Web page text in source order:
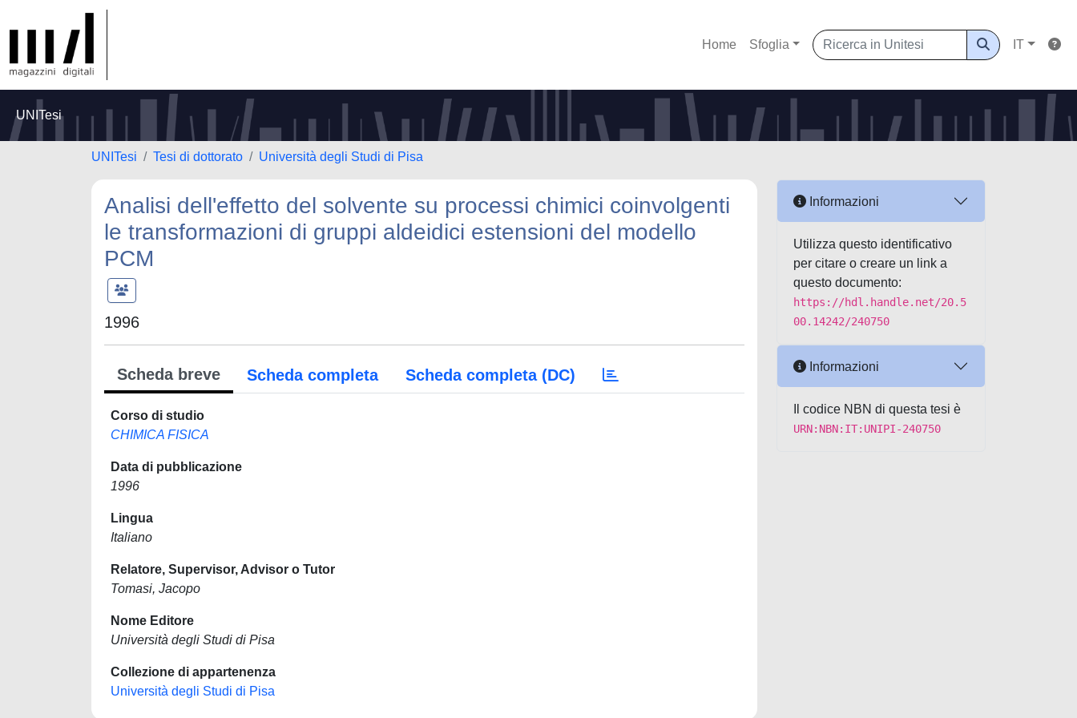
Home Sfoglia IT
UNITesi
UNITesi Tesi di dottorato Università degli Studi di Pisa
Analisi dell'effetto del solvente su processi chimici coinvolgenti
le transformazioni di gruppi aldeidici estensioni del modello
PCM
1996
Scheda breve Scheda completa Scheda completa (DC)
Corso di studio
CHIMICA FISICA
Data di pubblicazione
1996
Lingua
Italiano
Relatore, Supervisor, Advisor o Tutor
Tomasi, Jacopo
Nome Editore
Università degli Studi di Pisa
Collezione di appartenenza
Università degli Studi di Pisa
Informazioni
Utilizza questo identificativo
per citare o creare un link a
questo documento:
https://hdl.handle.net/20.5
00.14242/240750
Informazioni
Il codice NBN di questa tesi è
URN:NBN:IT:UNIPI-240750